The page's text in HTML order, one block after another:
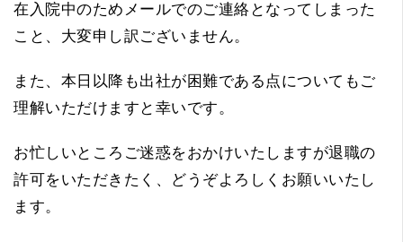
在入院中のためメールでのご連絡となってしまった
こと、大変申し訳ございません。
また、本日以降も出社が困難である点についてもご
理解いただけますと幸いです。
お忙しいところご迷惑をおかけいたしますが退職の
許可をいただきたく、どうぞよろしくお願いいたし
ます。